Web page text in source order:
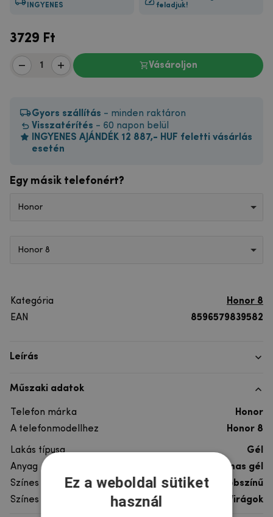
INGYENES
feladjuk!
3729 Ft
Vásároljon
Gyors szállítás - minden raktáron
Visszatérítés - 60 napon belül
INGYENES AJÁNDÉK 12 887,- HUF feletti vásárlás
esetén
Egy másik telefonért?
Honor
Honor 8
Kategória
Honor 8
EAN
8596579839582
Leírás
Műszaki adatok
Telefon márka
Honor
A telefonmodellhez
Honor 8
Lakás típusa
Gél
Anyag
rugalmas gél
Színes
többszínű
Színes motívum
Virágok
Ez a weboldal sütiket
használ